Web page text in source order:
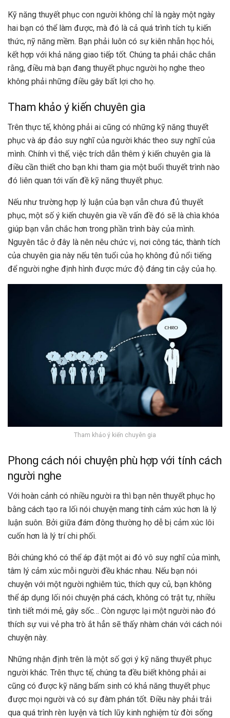
Kỹ năng thuyết phục con người không chỉ là ngày một ngày
hai bạn có thể làm được, mà đó là cả quá trình tích tụ kiến
thức, nỹ năng mềm. Bạn phải luôn có sự kiên nhẫn học hỏi,
kết hợp với khả năng giao tiếp tốt. Chúng ta phải chắc chắn
rằng, điều mà bạn đang thuyết phục người họ nghe theo
không phải những điều gây bất lợi cho họ.
Tham khảo ý kiến chuyên gia
Trên thực tế, không phải ai cũng có những kỹ năng thuyết
phục và áp đảo suy nghĩ của người khác theo suy nghĩ của
mình. Chính vì thế, việc trích dẫn thêm ý kiến chuyên gia là
điều cần thiết cho bạn khi tham gia một buổi thuyết trình nào
đó liên quan tới vấn đề kỹ năng thuyết phục.
Nếu như trường hợp lý luận của bạn vẫn chưa đủ thuyết
phục, một số ý kiến chuyên gia về vấn đề đó sẽ là chìa khóa
giúp bạn vẫn chắc hơn trong phần trình bày của mình.
Nguyên tắc ở đây là nên nêu chức vị, nơi công tác, thành tích
của chuyên gia này nếu tên tuổi của họ không đủ nổi tiếng
để người nghe định hình được mức độ đáng tin cậy của họ.
Tham khảo ý kiến chuyên gia
Phong cách nói chuyện phù hợp với tính cách
người nghe
Với hoàn cảnh có nhiều người ra thì bạn nên thuyết phục họ
bằng cách tạo ra lối nói chuyện mang tính cảm xúc hơn là lý
luận suôn. Bởi giữa đám đông thường họ dễ bị cảm xúc lôi
cuốn hơn là lý trí chi phối.
Bởi chúng khó có thể áp đặt một ai đó vô suy nghĩ của mình,
tâm lý cảm xúc mỗi người đều khác nhau. Nếu bạn nói
chuyện với một người nghiêm túc, thích quy củ, bạn không
thể áp dụng lối nói chuyện phá cách, không có trật tự, nhiều
tình tiết mới mẻ, gây sốc… Còn ngược lại một người nào đó
thích sự vui vẻ pha trò ắt hẳn sẽ thấy nhàm chán với cách nói
chuyện này.
Những nhận định trên là một số gợi ý kỹ năng thuyết phục
người khác. Trên thực tế, chúng ta đều biết không phải ai
cũng có được kỹ năng bẩm sinh có khả năng thuyết phục
được mọi người và có sự đàm phán tốt. Điều này phải trải
qua quá trình rèn luyện và tích lũy kinh nghiệm từ đời sống